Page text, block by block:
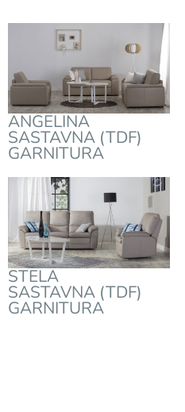
ANGELINA
SASTAVNA (TDF)
GARNITURA
STELA
SASTAVNA (TDF)
GARNITURA